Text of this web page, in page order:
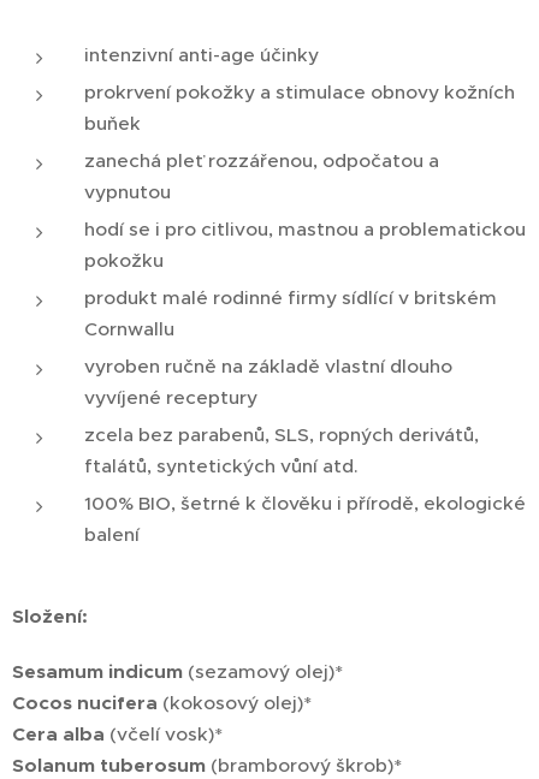
intenzivní anti-age účinky
prokrvení pokožky a stimulace obnovy kožních
buňek
zanechá pleť rozzářenou, odpočatou a
vypnutou
hodí se i pro citlivou, mastnou a problematickou
pokožku
produkt malé rodinné firmy sídlící v britském
Cornwallu
vyroben ručně na základě vlastní dlouho
vyvíjené receptury
zcela bez parabenů, SLS, ropných derivátů,
ftalátů, syntetických vůní atd.
100% BIO, šetrné k člověku i přírodě, ekologické
balení
Složení:
Sesamum indicum (sezamový olej)*
Cocos nucifera (kokosový olej)*
Cera alba (včelí vosk)*
Solanum tuberosum (bramborový škrob)*